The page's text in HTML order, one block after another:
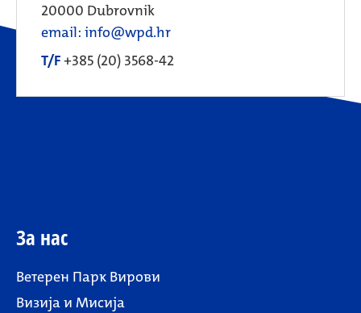
20000 Dubrovnik
email: info@wpd.hr
T/F+385 (20) 3568-42
За нас
Ветерен Парк Вирови
Визија и Мисија